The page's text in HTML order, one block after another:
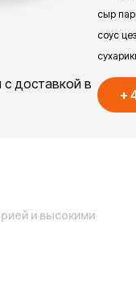
с доставкой в
сыр
соус
+
и высокими